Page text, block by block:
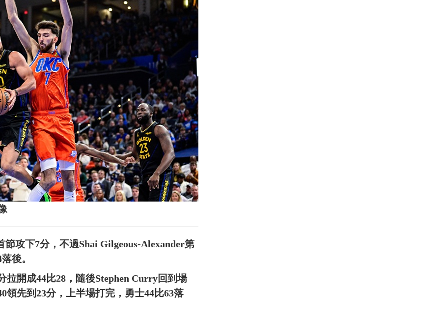
攻下7分，不過Shai Gilgeous-Alexander第
後。
拉開成44比28，隨後Stephen Curry回到場
領先到23分，上半場打完，勇士44比63落